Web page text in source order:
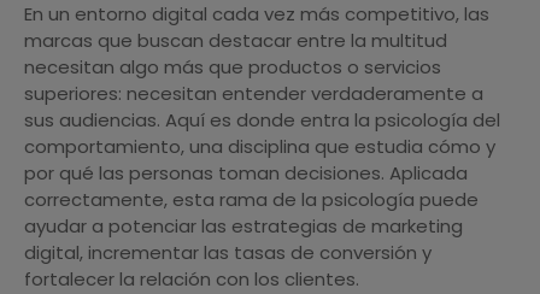
En un entorno digital cada vez más competitivo, las
marcas que buscan destacar entre la multitud
necesitan algo más que productos o servicios
superiores: necesitan entender verdaderamente a
sus audiencias. Aquí es donde entra la psicología del
comportamiento, una disciplina que estudia cómo y
por qué las personas toman decisiones. Aplicada
correctamente, esta rama de la psicología puede
ayudar a potenciar las estrategias de marketing
digital, incrementar las tasas de conversión y
fortalecer la relación con los clientes.